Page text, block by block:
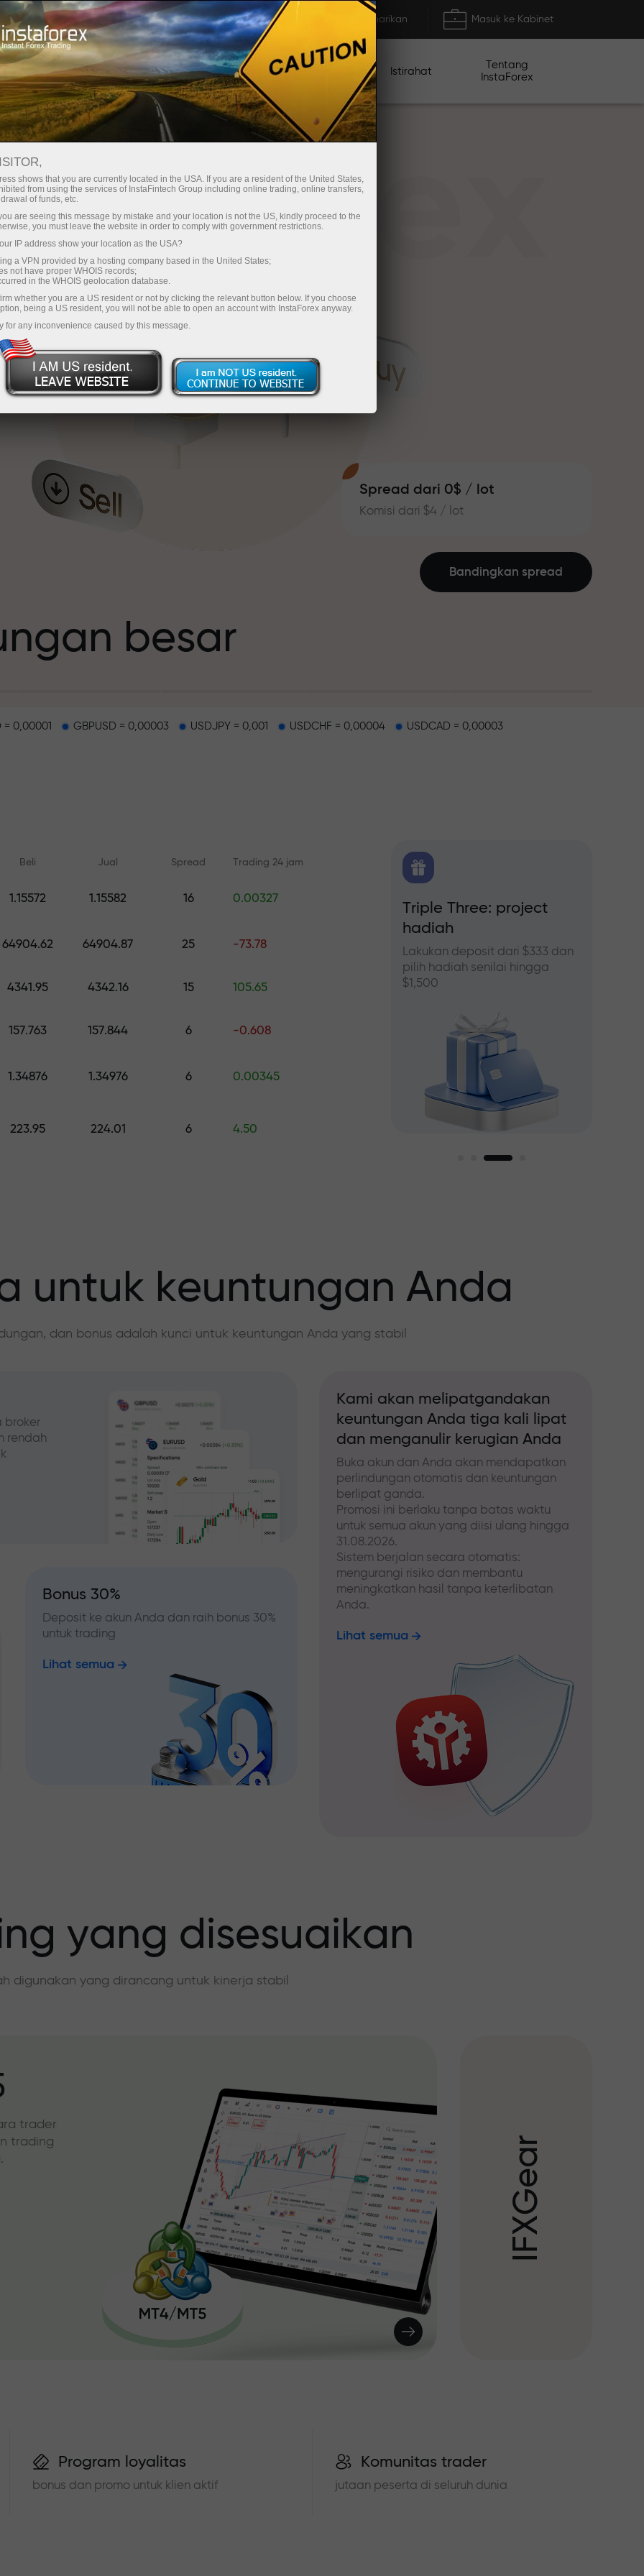
Pembukaan akun instan Platform Trading Deposit/Penarikan Masuk ke Kabinet
Pemula Untuk Investor Untuk Mitra Promo Istirahat
Tentang
InstaForex
Spread dari 0$ / lot
Komisi dari $4 / lot
besar
dan di track balap
pribadi Anda
hadiah senilai hingga $1,500
risiko — kami
Anda
—
Bandingkan spread
= 0,00001 GBPUSD = 0,00003 USDJPY = 0,001 USDCHF = 0,00004 USDCAD = 0,00003
Beli Jual Spread Trading 24 jam
1.15572 1.15582 16 0.00327
64904.62 64904.87 25 -73.78
4341.95 4342.16 15 105.65
157.763 157.844 6 -0.608
1.34876 1.34976 6 0.00345
223.95 224.01 6 4.50
dan webinar untuk semua level
crypto, and futures
Triple Three: project
hadiah
Lakukan deposit dari $333 dan
pilih hadiah senilai hingga
$1,500
untuk keuntungan Anda
dan bonus adalah kunci untuk keuntungan Anda yang stabil
broker
rendah
Bonus 30%
Deposit ke akun Anda dan raih bonus 30%
untuk trading
Lihat semua
Kami akan melipatgandakan
keuntungan Anda tiga kali lipat
dan menganulir kerugian Anda
Buka akun dan Anda akan mendapatkan
perlindungan otomatis dan keuntungan
berlipat ganda.
Promosi ini berlaku tanpa batas waktu
untuk semua akun yang diisi ulang hingga
31.08.2026.
Sistem berjalan secara otomatis:
mengurangi risiko dan membantu
meningkatkan hasil tanpa keterlibatan
Anda.
Lihat semua
yang disesuaikan
digunakan yang dirancang untuk kinerja stabil
trader
trading
I
F
X
G
e
a
r
Program loyalitas
bonus dan promo untuk klien aktif
Komunitas trader
jutaan peserta di seluruh dunia
shows that you are currently located in the USA. If you are a resident of the United States,
from using the services of InstaFintech Group including online trading, online transfers,
of funds, etc.
are seeing this message by mistake and your location is not the US, kindly proceed to the
you must leave the website in order to comply with government restrictions.
IP address show your location as the USA?
a VPN provided by a hosting company based in the United States;
not have proper WHOIS records;
in the WHOIS geolocation database.
whether you are a US resident or not by clicking the relevant button below. If you choose
being a US resident, you will not be able to open an account with InstaForex anyway.
for any inconvenience caused by this message.